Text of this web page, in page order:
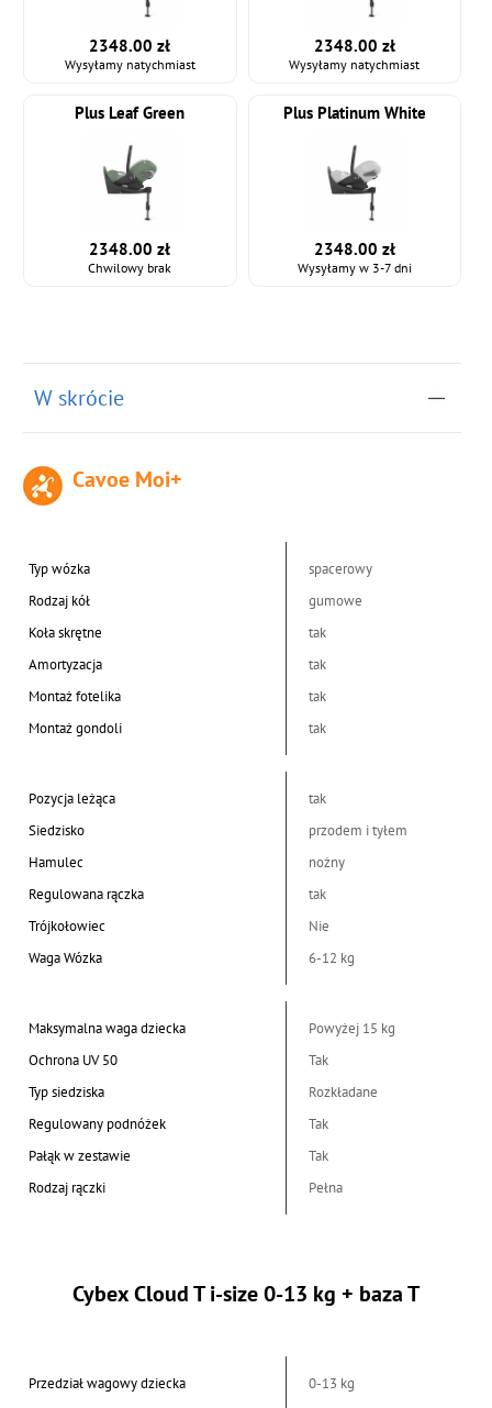
2348.00 zł
Wysyłamy natychmiast
2348.00 zł
Wysyłamy natychmiast
Plus Leaf Green
2348.00 zł
Chwilowy brak
Plus Platinum White
2348.00 zł
Wysyłamy w 3-7 dni
W skrócie
Cavoe Moi+
Typ wózka
spacerowy
Rodzaj kół
gumowe
Koła skrętne
tak
Amortyzacja
tak
Montaż fotelika
tak
Montaż gondoli
tak
Pozycja leżąca
tak
Siedzisko
przodem i tyłem
Hamulec
nożny
Regulowana rączka
tak
Trójkołowiec
Nie
Waga Wózka
6-12 kg
Maksymalna waga dziecka
Powyżej 15 kg
Ochrona UV 50
Tak
Typ siedziska
Rozkładane
Regulowany podnóżek
Tak
Pałąk w zestawie
Tak
Rodzaj rączki
Pełna
Cybex Cloud T i-size 0-13 kg + baza T
Przedział wagowy dziecka
0-13 kg